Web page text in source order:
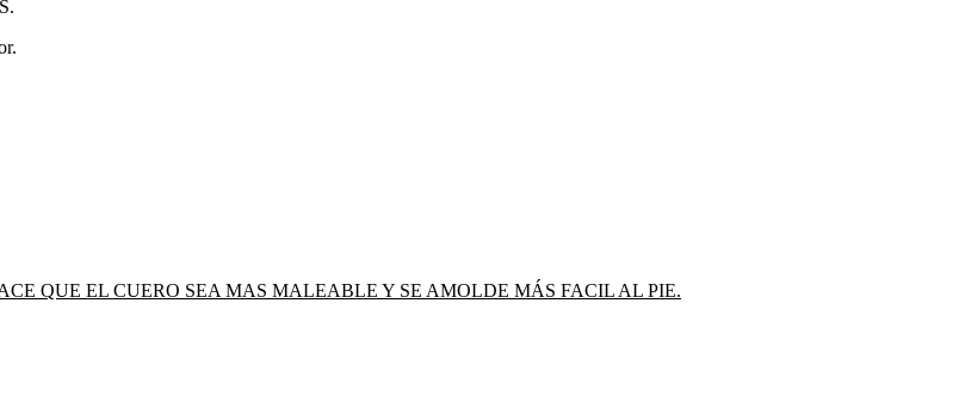
QUE EL CUERO SEA MAS MALEABLE Y SE AMOLDE MÁS FACIL AL PIE.